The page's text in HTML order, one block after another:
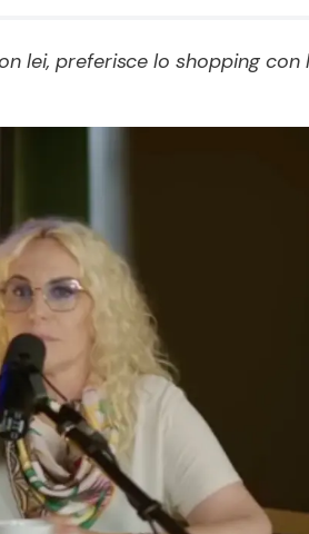
Le Ricette in TV
Ricette Facili e Veloci
Ricette per Bambini
lei, preferisce lo shopping con